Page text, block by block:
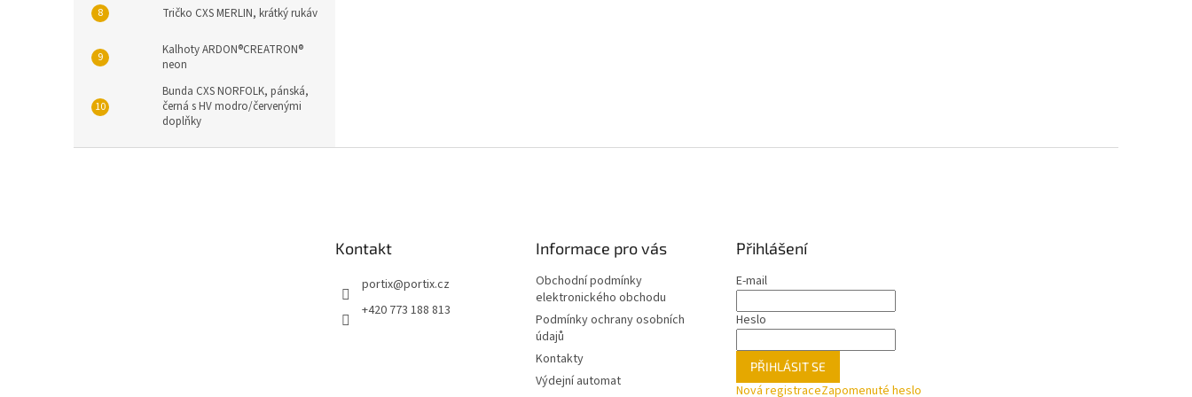
Tričko CXS MERLIN, krátký rukáv
Kalhoty ARDON®CREATRON®
neon
Bunda CXS NORFOLK, pánská,
černá s HV modro/červenými
doplňky
Kontakt
portix@portix.cz
+420 773 188 813
Informace pro vás
Obchodní podmínky
elektronického obchodu
Podmínky ochrany osobních
údajů
Kontakty
Výdejní automat
Přihlášení
E-mail
Heslo
PŘIHLÁSIT SE
Nová registraceZapomenuté heslo